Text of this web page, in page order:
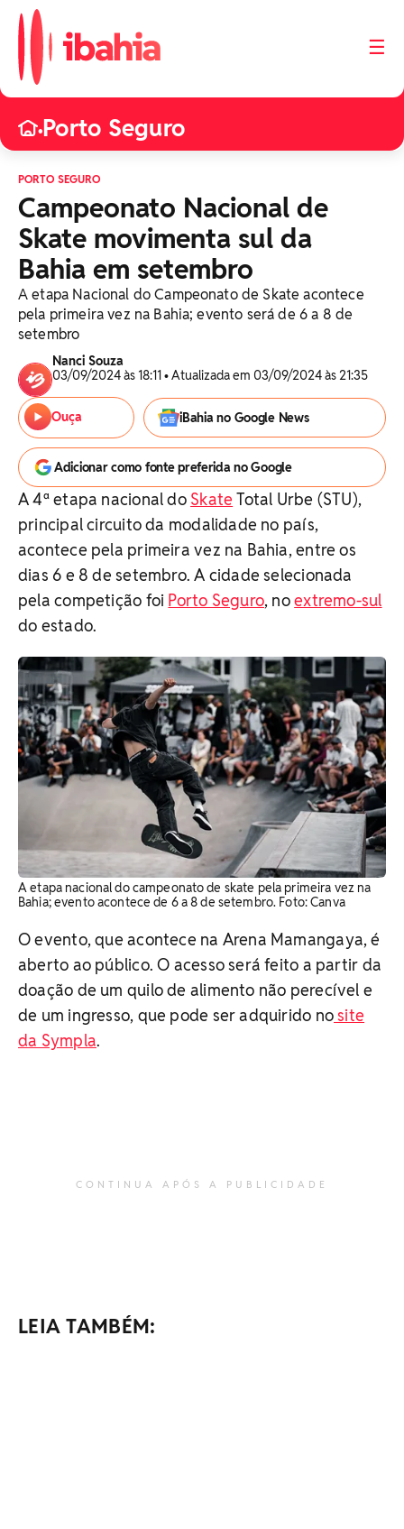
☰
•Porto Seguro
PORTO SEGURO
Campeonato Nacional de
Skate movimenta sul da
Bahia em setembro
A etapa Nacional do Campeonato de Skate acontece
pela primeira vez na Bahia; evento será de 6 a 8 de
setembro
Nanci Souza
03/09/2024 às 18:11 • Atualizada em 03/09/2024 às 21:35
Ouça iBahia no Google News
Adicionar como fonte preferida no Google
A 4ª etapa nacional do Skate Total Urbe (STU),
principal circuito da modalidade no país,
acontece pela primeira vez na Bahia, entre os
dias 6 e 8 de setembro. A cidade selecionada
pela competição foi Porto Seguro, noextremo-sul
do estado.
A etapa nacional do campeonato de skate pela primeira vez na
Bahia; evento acontece de 6 a 8 de setembro. ​Foto: Canva
O evento, que acontece na Arena Mamangaya, é
aberto ao público. O acesso será feito a partir da
doação de um quilo de alimento não perecível e
de um ingresso, que pode ser adquirido nosite
da Sympla.
CONTINUA APÓS A PUBLICIDADE
LEIA TAMBÉM: